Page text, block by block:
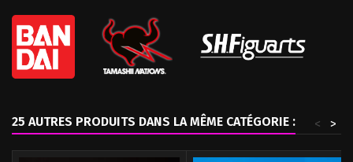
25 AUTRES PRODUITS DANS LA MÊME CATÉGORIE : >
<